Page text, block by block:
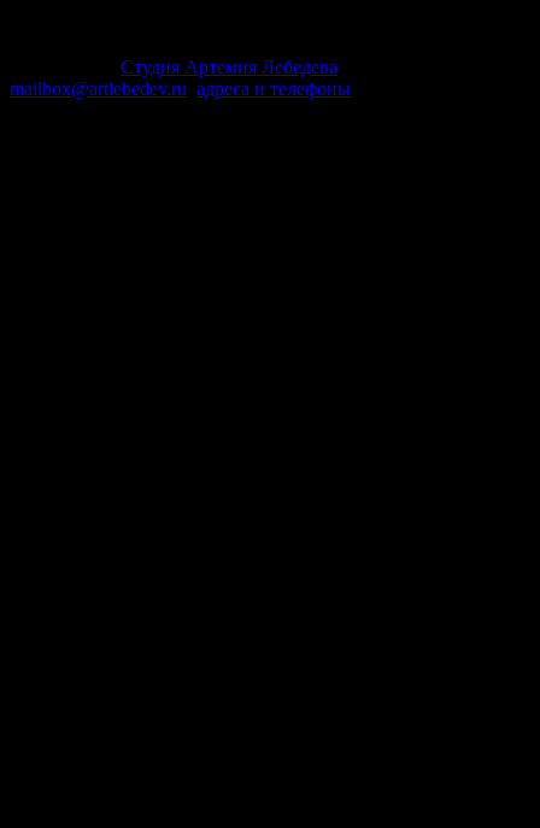
Студия Артемия Лебедева
mailbox@artlebedev.ru адреса и телефоны